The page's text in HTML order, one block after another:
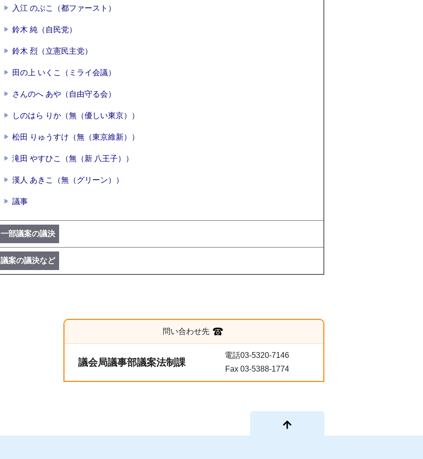
入江 のぶこ（都ファースト）
鈴木 純（自民党）
鈴木 烈（立憲民主党）
田の上 いくこ（ミライ会議）
さんのへ あや（自由守る会）
しのはら りか（無（優しい東京））
松田 りゅうすけ（無（東京維新））
滝田 やすひこ（無（新 八王子））
漢人 あきこ（無（グリーン））
議事
一部議案の議決
議案の議決など
問い合わせ先
議会局議事部議案法制課
電話03-5320-7146
Fax 03-5388-1774